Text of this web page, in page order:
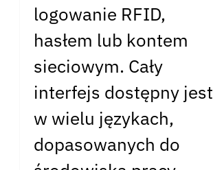
logowanie RFID,
hasłem lub kontem
sieciowym. Cały
interfejs dostępny jest
w wielu językach,
dopasowanych do